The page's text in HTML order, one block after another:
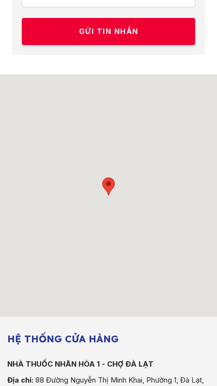
HỆ THỐNG CỬA HÀNG
NHÀ THUỐC NHÂN HÒA 1 - CHỢ ĐÀ LẠT
Địa chỉ: 88 Đường Nguyễn Thị Minh Khai, Phường 1, Đà Lạt,